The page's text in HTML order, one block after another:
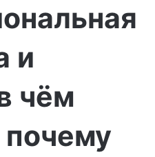
и
чём
почему